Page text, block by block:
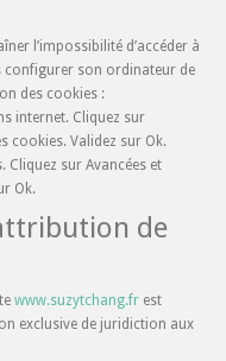
l’impossibilité d’accéder à
configurer son ordinateur de
des cookies :
internet. Cliquez sur
cookies. Validez sur Ok.
Cliquez sur Avancées et
Ok.
de
www.suzytchang.fr est
exclusive de juridiction aux